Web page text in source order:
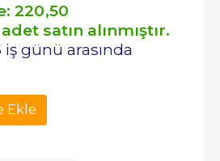
220,50
satın alınmıştır.
günü arasında
Ekle